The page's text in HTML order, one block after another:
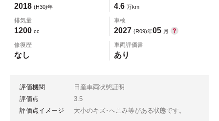
2018 (H30)年 4.6 万km
排気量
1200 cc
車検
2027 (R09)年05 月
修復歴
なし
車両評価書
あり
評価機関
日産車両状態証明
評価点
3.5
評価点イメージ
大小のキズ･へこみ等がある状態です。